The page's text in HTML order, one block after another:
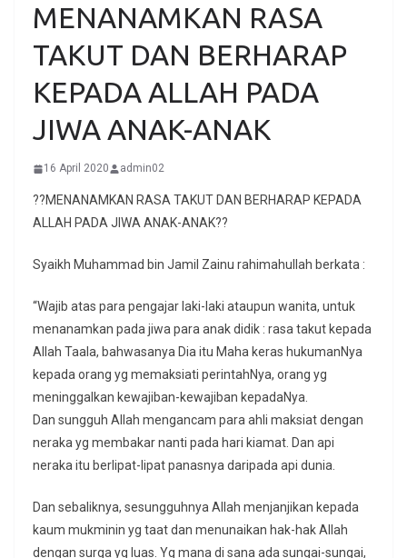
MENANAMKAN RASA
TAKUT DAN BERHARAP
KEPADA ALLAH PADA
JIWA ANAK-ANAK
16 April 2020 admin02
??MENANAMKAN RASA TAKUT DAN BERHARAP KEPADA
ALLAH PADA JIWA ANAK-ANAK??
Syaikh Muhammad bin Jamil Zainu rahimahullah berkata :
“Wajib atas para pengajar laki-laki ataupun wanita, untuk
menanamkan pada jiwa para anak didik : rasa takut kepada
Allah Taala, bahwasanya Dia itu Maha keras hukumanNya
kepada orang yg memaksiati perintahNya, orang yg
meninggalkan kewajiban-kewajiban kepadaNya.
Dan sungguh Allah mengancam para ahli maksiat dengan
neraka yg membakar nanti pada hari kiamat. Dan api
neraka itu berlipat-lipat panasnya daripada api dunia.
Dan sebaliknya, sesungguhnya Allah menjanjikan kepada
kaum mukminin yg taat dan menunaikan hak-hak Allah
dengan surga yg luas. Yg mana di sana ada sungai-sungai,